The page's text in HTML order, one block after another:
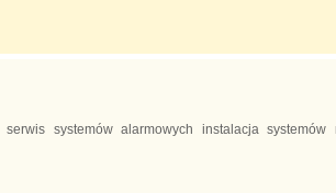
systemów alarmowych instalacja systemów